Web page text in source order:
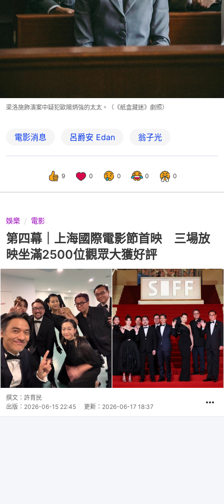
梁洛施飾演案中疑犯歐陽炳強的太太。（《紙盒藏迷》劇照）
電影消息 呂爵安 Edan 翁子光
9 0 0 0 0
娛樂 電影
第四幕｜上海國際電影節首映 三場放
映坐滿2500位觀眾大獲好評
撰文： 許育民
出版： 2026-06-15 22:45 更新： 2026-06-17 18:37